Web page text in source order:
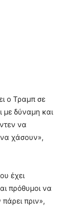
ο Τραμπ σε
με δύναμη και
να
να χάσουν»,
έχει
πρόθυμοι να
πριν»,